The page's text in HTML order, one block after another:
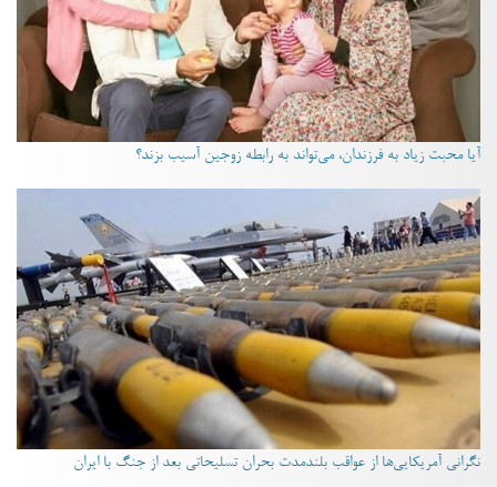
آیا محبت زیاد به فرزندان، می‌تواند به رابطه زوجین آسیب بزند؟
نگرانی آمریکایی‌ها از عواقب بلندمدت بحران تسلیحاتی بعد از جنگ با ایران